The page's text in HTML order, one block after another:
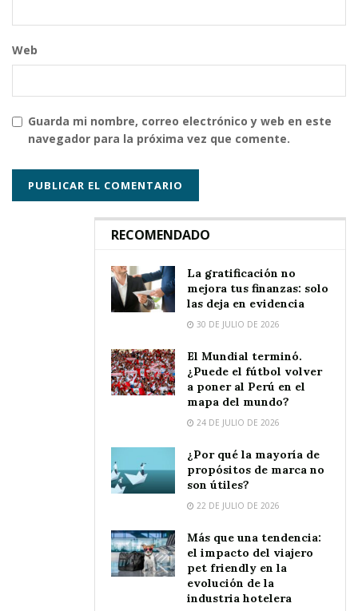
Web
Guarda mi nombre, correo electrónico y web en este
navegador para la próxima vez que comente.
RECOMENDADO
La gratificación no
mejora tus finanzas: solo
las deja en evidencia
30 DE JULIO DE 2026
El Mundial terminó.
¿Puede el fútbol volver
a poner al Perú en el
mapa del mundo?
24 DE JULIO DE 2026
¿Por qué la mayoría de
propósitos de marca no
son útiles?
22 DE JULIO DE 2026
Más que una tendencia:
el impacto del viajero
pet friendly en la
evolución de la
industria hotelera